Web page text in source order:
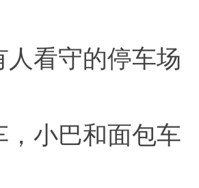
人看守的停车场
，小巴和面包车